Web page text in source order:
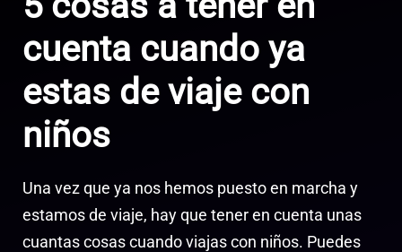
cuenta cuando ya
estas de viaje con
niños
Una vez que ya nos hemos puesto en marcha y
estamos de viaje, hay que tener en cuenta unas
cuantas cosas cuando viajas con niños. Puedes